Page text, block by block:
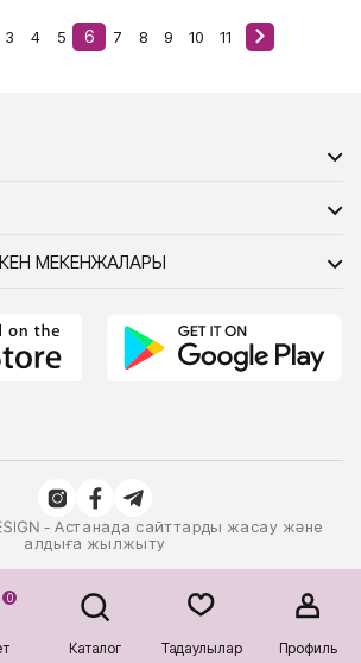
0
Каталог Таңдаулылар Профиль
3 4 5 6 7 8 9 10 11
МЕКЕНЖАЛАРЫ
- Астанада сайттарды жасау және
алдыға жылжыту